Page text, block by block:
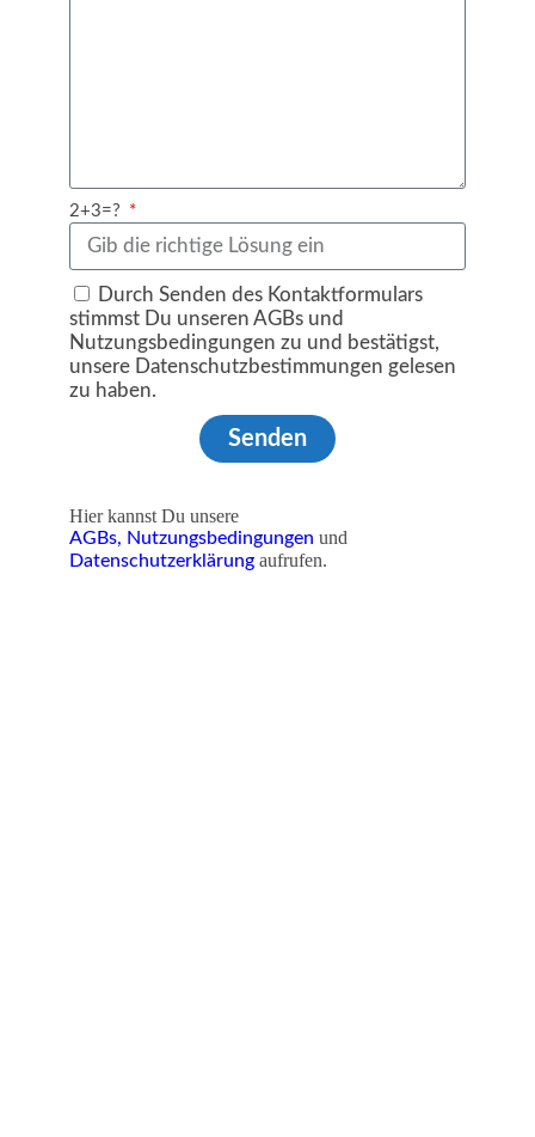
2+3=?
Durch Senden des Kontaktformulars
stimmst Du unseren AGBs und
Nutzungsbedingungen zu und bestätigst,
unsere Datenschutzbestimmungen gelesen
zu haben.
Senden
Hier kannst Du unsere
AGBs, Nutzungsbedingungen und
Datenschutzerklärung aufrufen.